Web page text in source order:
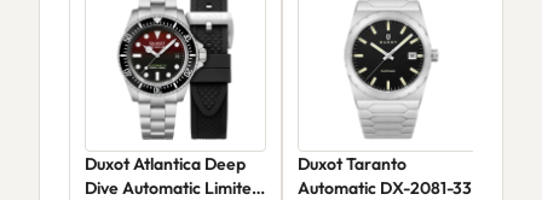
Duxot Atlantica Deep
Dive Automatic Limited
Duxot Taranto
Automatic DX-2081-33